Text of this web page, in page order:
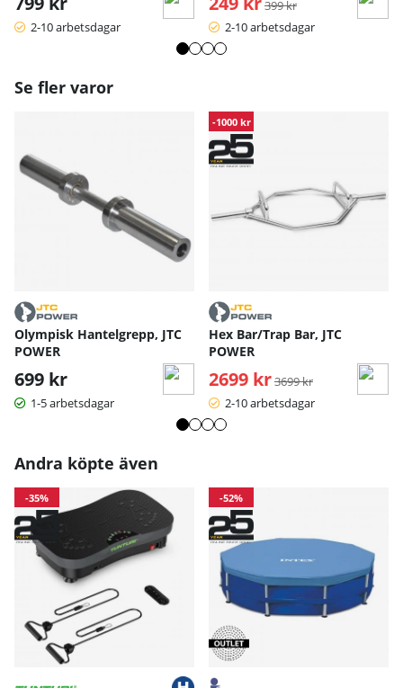
2-10 arbetsdagar
399 kr
2-10 arbetsdagar
Se fler varor
Olympisk Hantelgrepp, JTC
POWER
699 kr
1-5 arbetsdagar
-1000 kr
Hex Bar/Trap Bar, JTC
POWER
2699 kr Ordinarie pris:
3699 kr
2-10 arbetsdagar
Andra köpte även
-35% -52%